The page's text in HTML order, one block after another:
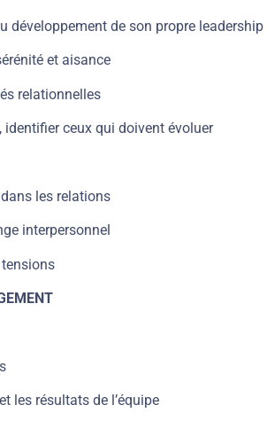
développement de son propre leadership
et aisance
relationnelles
ceux qui doivent évoluer
les relations
interpersonnel
les résultats de l’équipe